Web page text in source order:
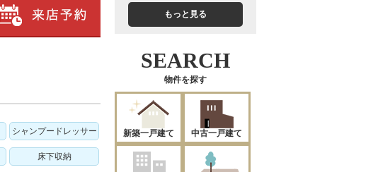
シャンプードレッサー
床下収納
もっと見る
SEARCH
物件を探す
新築一戸建て 中古一戸建て